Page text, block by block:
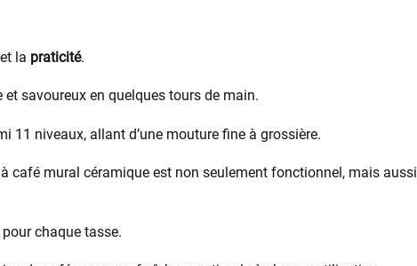
et la praticité.
savoureux en quelques tours de main.
11 niveaux, allant d’une mouture fine à grossière.
mural céramique est non seulement fonctionnel, mais aussi
chaque tasse.